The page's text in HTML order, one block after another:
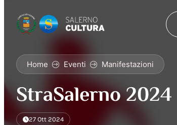
Home Eventi Manifestazioni
StraSalerno 2024
27 Ott 2024